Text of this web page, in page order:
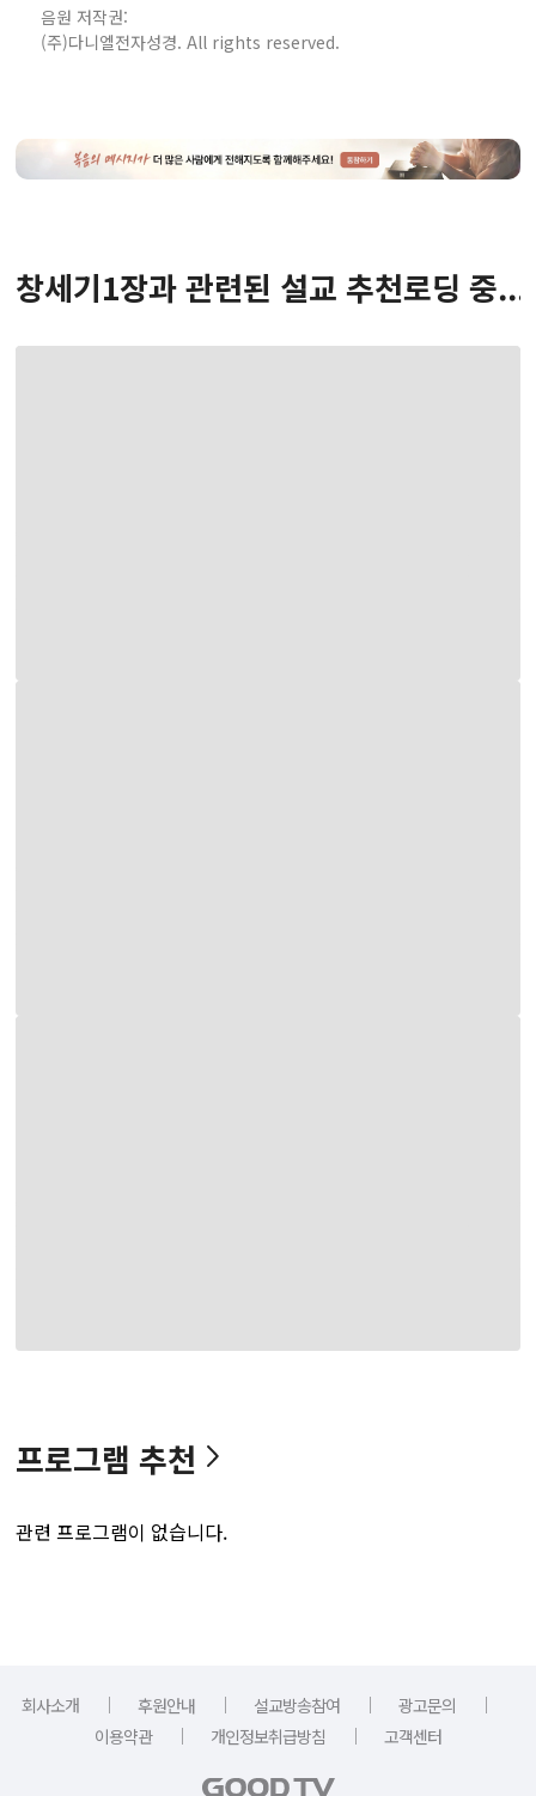
음원 저작권:
(주)다니엘전자성경. All rights reserved.
창세기1장과 관련된 설교 추천로딩 중...
프로그램 추천
관련 프로그램이 없습니다.
회사소개 ｜ 후원안내 ｜ 설교방송참여 ｜ 광고문의
｜
이용약관
｜ 개인정보취급방침 ｜ 고객센터